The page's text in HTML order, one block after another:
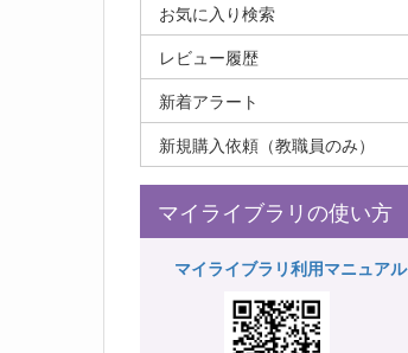
お気に入り検索
レビュー履歴
新着アラート
新規購入依頼（教職員のみ）
マイライブラリの使い方
マイライブラリ利用マニュアル